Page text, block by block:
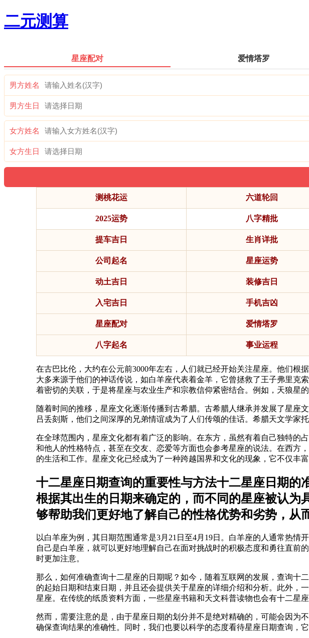
二元测算
星座配对 爱情塔罗
男方姓名
男方生日
女方姓名
女方生日
测桃花运 六道轮回
2025运势 八字精批
提车吉日 生肖详批
公司起名 星座运势
动土吉日 装修吉日
入宅吉日 手机吉凶
星座配对 爱情塔罗
八字起名 事业运程
在古巴比伦，大约在公元前3000年左右，人们就已经开始关注星座。他们
大多来源于他们的神话传说，如白羊座代表着金羊，它曾拯救了王子弗里
着密切的关联，于是将星座与农业生产和宗教信仰紧密结合。例如，天狼星
随着时间的推移，星座文化逐渐传播到古希腊。古希腊人继承并发展了星
吕丢刻斯，他们之间深厚的兄弟情谊成为了人们传颂的佳话。希腊天文学家
在全球范围内，星座文化都有着广泛的影响。在东方，虽然有着自己独特的
和他人的性格特点，甚至在交友、恋爱等方面也会参考星座的说法。在西方
的生活和工作。星座文化已经成为了一种跨越国界和文化的现象，它不仅丰
十二星座日期查询的重要性与方法十二星座日期
根据其出生的日期来确定的，而不同的星座被认
够帮助我们更好地了解自己的性格优势和劣势，从
以白羊座为例，其日期范围通常是3月21日至4月19日。白羊座的人通常热
自己是白羊座，就可以更好地理解自己在面对挑战时的积极态度和勇往直
时更加注意。
那么，如何准确查询十二星座的日期呢？如今，随着互联网的发展，查询十
的起始日期和结束日期，并且还会提供关于星座的详细介绍和分析。此外，
星座。在传统的纸质资料方面，一些星座书籍和天文科普读物也会有十二星
然而，需要注意的是，由于星座日期的划分并不是绝对精确的，可能会因为
确保查询结果的准确性。同时，我们也要以科学的态度看待星座日期查询，